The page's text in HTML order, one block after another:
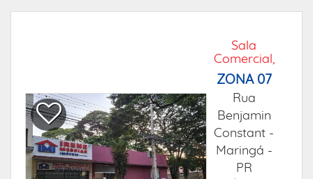
Sala
Comercial,
ZONA 07
Rua
Benjamin
Constant -
Maringá -
PR